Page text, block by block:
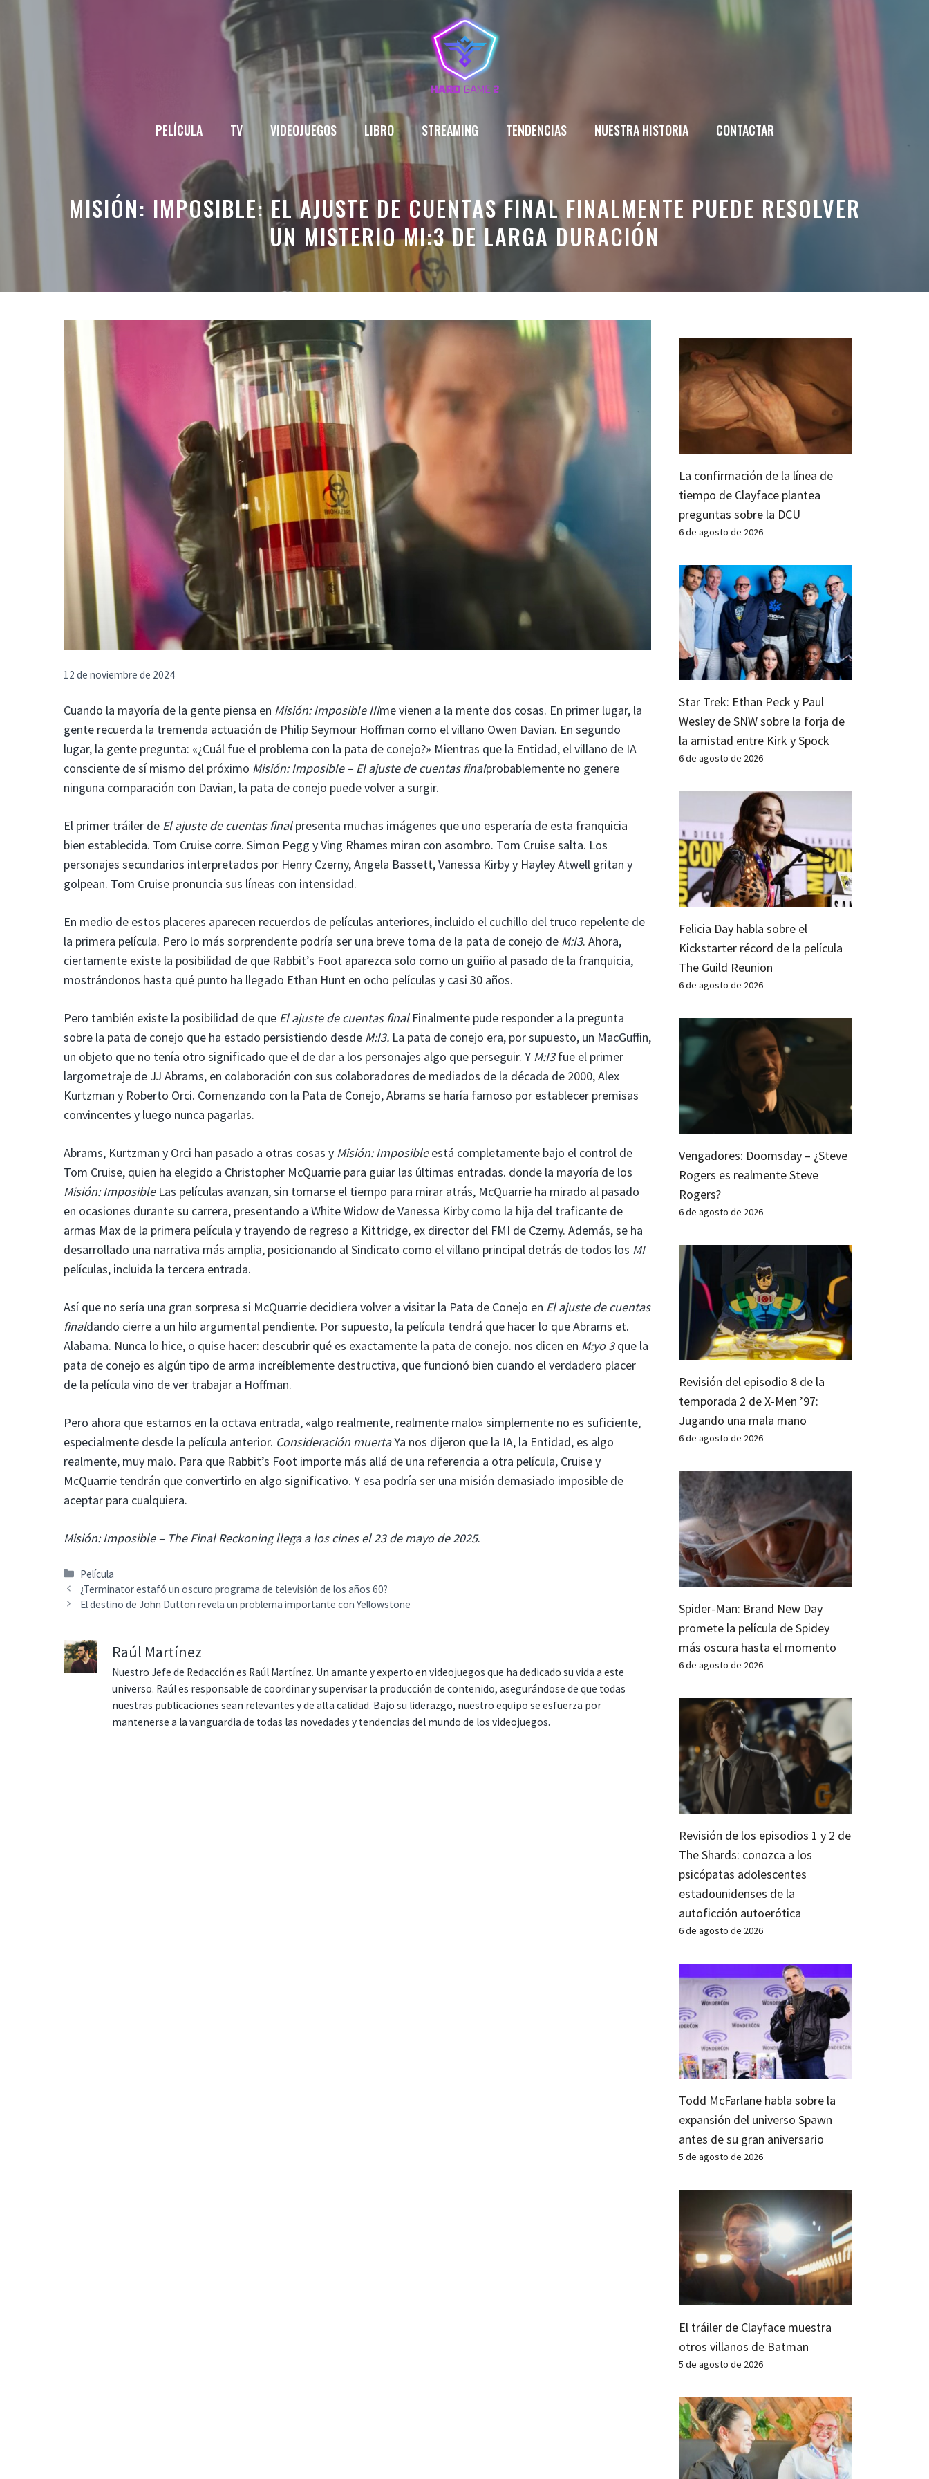
PELÍCULA TV VIDEOJUEGOS LIBRO STREAMING TENDENCIAS NUESTRA HISTORIA CONTACTAR
MISIÓN: IMPOSIBLE: EL AJUSTE DE CUENTAS FINAL FINALMENTE PUEDE RESOLVER
UN MISTERIO MI:3 DE LARGA DURACIÓN
12 de noviembre de 2024
Cuando la mayoría de la gente piensa en Misión: Imposible IIIme vienen a la mente dos cosas. En primer lugar, la
gente recuerda la tremenda actuación de Philip Seymour Hoffman como el villano Owen Davian. En segundo
lugar, la gente pregunta: «¿Cuál fue el problema con la pata de conejo?» Mientras que la Entidad, el villano de IA
consciente de sí mismo del próximo Misión: Imposible – El ajuste de cuentas finalprobablemente no genere
ninguna comparación con Davian, la pata de conejo puede volver a surgir.
El primer tráiler de El ajuste de cuentas finalpresenta muchas imágenes que uno esperaría de esta franquicia
bien establecida. Tom Cruise corre. Simon Pegg y Ving Rhames miran con asombro. Tom Cruise salta. Los
personajes secundarios interpretados por Henry Czerny, Angela Bassett, Vanessa Kirby y Hayley Atwell gritan y
golpean. Tom Cruise pronuncia sus líneas con intensidad.
En medio de estos placeres aparecen recuerdos de películas anteriores, incluido el cuchillo del truco repelente de
la primera película. Pero lo más sorprendente podría ser una breve toma de la pata de conejo de M:I3. Ahora,
ciertamente existe la posibilidad de que Rabbit’s Foot aparezca solo como un guiño al pasado de la franquicia,
mostrándonos hasta qué punto ha llegado Ethan Hunt en ocho películas y casi 30 años.
Pero también existe la posibilidad de que El ajuste de cuentas finalFinalmente pude responder a la pregunta
sobre la pata de conejo que ha estado persistiendo desde M:I3. La pata de conejo era, por supuesto, un MacGuffin,
un objeto que no tenía otro significado que el de dar a los personajes algo que perseguir. Y M:I3fue el primer
largometraje de JJ Abrams, en colaboración con sus colaboradores de mediados de la década de 2000, Alex
Kurtzman y Roberto Orci. Comenzando con la Pata de Conejo, Abrams se haría famoso por establecer premisas
convincentes y luego nunca pagarlas.
Abrams, Kurtzman y Orci han pasado a otras cosas y Misión: Imposibleestá completamente bajo el control de
Tom Cruise, quien ha elegido a Christopher McQuarrie para guiar las últimas entradas. donde la mayoría de los
Misión: ImposibleLas películas avanzan, sin tomarse el tiempo para mirar atrás, McQuarrie ha mirado al pasado
en ocasiones durante su carrera, presentando a White Widow de Vanessa Kirby como la hija del traficante de
armas Max de la primera película y trayendo de regreso a Kittridge, ex director del FMI de Czerny. Además, se ha
desarrollado una narrativa más amplia, posicionando al Sindicato como el villano principal detrás de todos los MI
películas, incluida la tercera entrada.
Así que no sería una gran sorpresa si McQuarrie decidiera volver a visitar la Pata de Conejo en El ajuste de cuentas
finaldando cierre a un hilo argumental pendiente. Por supuesto, la película tendrá que hacer lo que Abrams et.
Alabama. Nunca lo hice, o quise hacer: descubrir qué es exactamente la pata de conejo. nos dicen en M:yo 3que la
pata de conejo es algún tipo de arma increíblemente destructiva, que funcionó bien cuando el verdadero placer
de la película vino de ver trabajar a Hoffman.
Pero ahora que estamos en la octava entrada, «algo realmente, realmente malo» simplemente no es suficiente,
especialmente desde la película anterior. Consideración muertaYa nos dijeron que la IA, la Entidad, es algo
realmente, muy malo. Para que Rabbit’s Foot importe más allá de una referencia a otra película, Cruise y
McQuarrie tendrán que convertirlo en algo significativo. Y esa podría ser una misión demasiado imposible de
aceptar para cualquiera.
Misión: Imposible – The Final Reckoning llega a los cines el 23 de mayo de 2025.
Categorías
Película
¿Terminator estafó un oscuro programa de televisión de los años 60?
El destino de John Dutton revela un problema importante con Yellowstone
Raúl Martínez
Nuestro Jefe de Redacción es Raúl Martínez. Un amante y experto en videojuegos que ha dedicado su vida a este
universo. Raúl es responsable de coordinar y supervisar la producción de contenido, asegurándose de que todas
nuestras publicaciones sean relevantes y de alta calidad. Bajo su liderazgo, nuestro equipo se esfuerza por
mantenerse a la vanguardia de todas las novedades y tendencias del mundo de los videojuegos.
La confirmación de la línea de
tiempo de Clayface plantea
preguntas sobre la DCU
6 de agosto de 2026
Star Trek: Ethan Peck y Paul
Wesley de SNW sobre la forja de
la amistad entre Kirk y Spock
6 de agosto de 2026
Felicia Day habla sobre el
Kickstarter récord de la película
The Guild Reunion
6 de agosto de 2026
Vengadores: Doomsday – ¿Steve
Rogers es realmente Steve
Rogers?
6 de agosto de 2026
Revisión del episodio 8 de la
temporada 2 de X-Men ’97:
Jugando una mala mano
6 de agosto de 2026
Spider-Man: Brand New Day
promete la película de Spidey
más oscura hasta el momento
6 de agosto de 2026
Revisión de los episodios 1 y 2 de
The Shards: conozca a los
psicópatas adolescentes
estadounidenses de la
autoficción autoerótica
6 de agosto de 2026
Todd McFarlane habla sobre la
expansión del universo Spawn
antes de su gran aniversario
5 de agosto de 2026
El tráiler de Clayface muestra
otros villanos de Batman
5 de agosto de 2026